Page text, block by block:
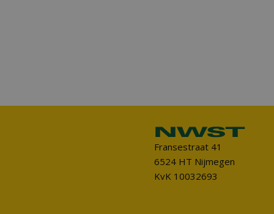
Fransestraat 41
6524 HT Nijmegen
KvK 10032693